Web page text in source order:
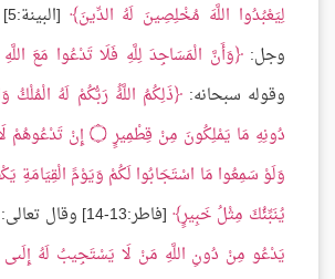
لِيَعْبُدُوا اللَّهَ مُخْلِصِينَ لَهُ الدِّينَ
وجل: وَأَنَّ الْمَسَاجِدَ لِلَّهِ فَلَا تَدْعُوا مَعَ
وقوله سبحانه: ذَلِكُمُ اللَّهُُ رَبُّكُمْ لَهُ
دُونِهِ مَا يَمْلِكُونَ مِنْ
وَلَوْ سَمِعُوا مَا اسْتَجَابُوا لَكُمْ وَيَوْمََ الْقِيَامَةِ
يُنَبِّئُكَ مِثْلُ خَبِيرٍ [فاطر:13-14] وقال تعالى:
يَدْعُو مِنْ دُونِ اللَّهِ مَنْ لَا يَسْتَجِيبُ لَهُ إِلَىى